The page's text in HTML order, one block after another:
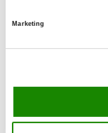
Marketing76316 Malsch
Keplerstr. 105
76287